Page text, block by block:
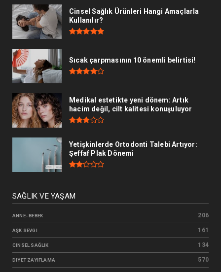
Cinsel Sağlık Ürünleri Hangi Amaçlarla
Kullanılır?
Sıcak çarpmasının 10 önemli belirtisi!
Medikal estetikte yeni dönem: Artık
hacim değil, cilt kalitesi konuşuluyor
Yetişkinlerde Ortodonti Talebi Artıyor:
Şeffaf Plak Dönemi
SAĞLIK VE YAŞAM
ANNE- BEBEK 206
AŞK SEVGI 161
CINSEL SAĞLIK 134
DIYET ZAYIFLAMA 570